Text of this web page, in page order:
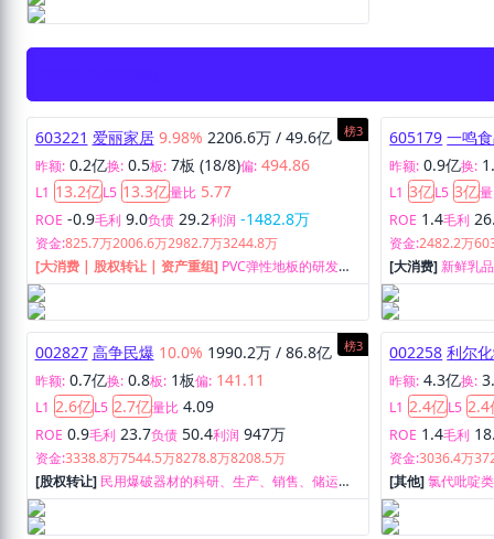
榜3
603221 爱丽家居 9.98% 2206.6万 / 49.6亿
昨额: 0.2亿换: 0.5板: 7板 (18/8)偏: 494.86
L1 13.2亿L5 13.3亿量比 5.77
ROE -0.9毛利 9.0负债 29.2利润 -1482.8万
资金:825.7万2006.6万2982.7万3244.8万
[大消费 | 股权转让 | 资产重组] PVC弹性地板的研发、
生产和销售。
605179 一鸣
昨额: 0.9亿换:
L1 3亿L5 3亿
ROE 1.4毛利
资金:2482.2万
[大消费] 新鲜乳
锁经营业务。
榜3
002827 高争民爆 10.0% 1990.2万 / 86.8亿
昨额: 0.7亿换: 0.8板: 1板偏: 141.11
L1 2.6亿L5 2.7亿量比 4.09
ROE 0.9毛利 23.7负债 50.4利润 947万
资金:3338.8万7544.5万8278.8万8208.5万
[股权转让] 民用爆破器材的科研、生产、销售、储运以
及爆破工程设计、施工服务。
002258 利尔
昨额: 4.3亿换:
L1 2.4亿L5 2.4
ROE 1.4毛利
资金:3036.4万
[其他]氯代吡啶
安全农药原药的